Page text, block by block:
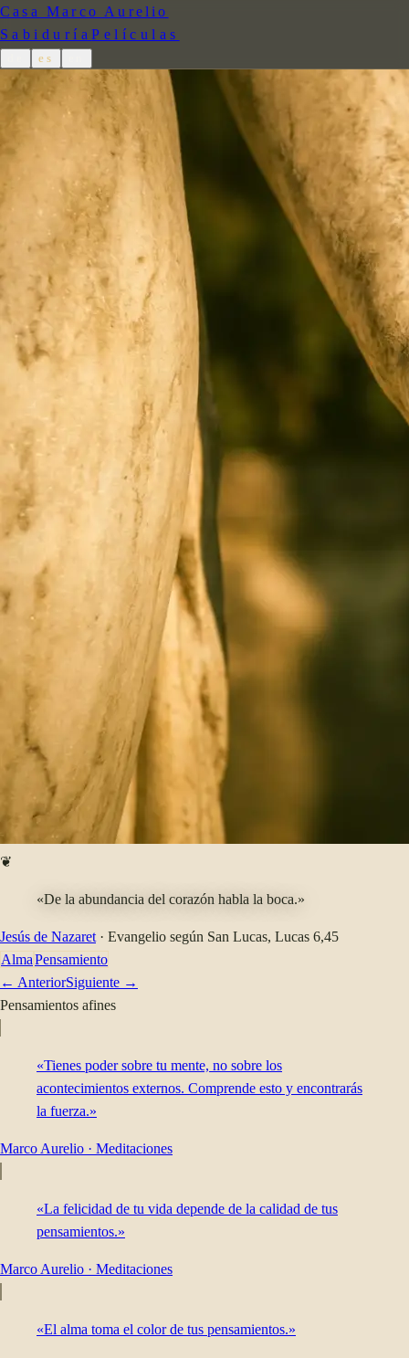
Casa Marco Aurelio
SabiduríaPelículas
es
❦
«De la abundancia del corazón habla la boca.»
Jesús de Nazaret · Evangelio según San Lucas, Lucas 6,45
AlmaPensamiento
← AnteriorSiguiente →
Pensamientos afines
«Tienes poder sobre tu mente, no sobre los
acontecimientos externos. Comprende esto y encontrarás
la fuerza.»
Marco Aurelio · Meditaciones
«La felicidad de tu vida depende de la calidad de tus
pensamientos.»
Marco Aurelio · Meditaciones
«El alma toma el color de tus pensamientos.»